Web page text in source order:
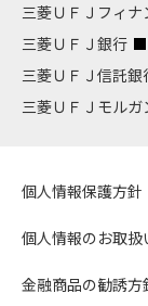
三菱ＵＦＪフィ
三菱ＵＦＪ銀行
三菱ＵＦＪ信託銀
三菱ＵＦＪモル
個人情報保護方針
個人情報のお取扱
金融商品の勧誘方